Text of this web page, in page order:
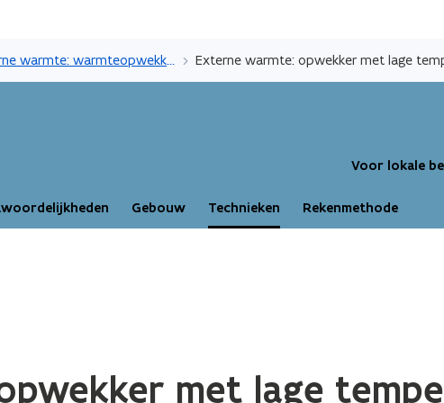
en
naar
Externe warmte: warmteopwekkers Externe warmte: opwekker met lage
Voor lokale
Gebouw Technieken Rekenmethode
met lage